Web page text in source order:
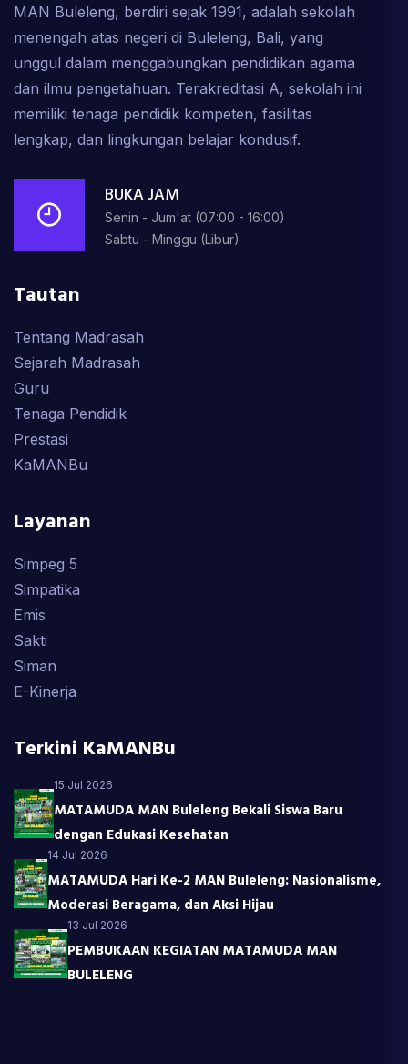
MAN Buleleng, berdiri sejak 1991, adalah sekolah
menengah atas negeri di Buleleng, Bali, yang
unggul dalam menggabungkan pendidikan agama
dan ilmu pengetahuan. Terakreditasi A, sekolah ini
memiliki tenaga pendidik kompeten, fasilitas
lengkap, dan lingkungan belajar kondusif.
BUKA JAM
Senin - Jum'at (07:00 - 16:00)
Sabtu - Minggu (Libur)
Tautan
Tentang Madrasah
Sejarah Madrasah
Guru
Tenaga Pendidik
Prestasi
KaMANBu
Layanan
Simpeg 5
Simpatika
Emis
Sakti
Siman
E-Kinerja
Terkini KaMANBu
15 Jul 2026
MATAMUDA MAN Buleleng Bekali Siswa Baru
dengan Edukasi Kesehatan
14 Jul 2026
MATAMUDA Hari Ke-2 MAN Buleleng: Nasionalisme,
Moderasi Beragama, dan Aksi Hijau
13 Jul 2026
PEMBUKAAN KEGIATAN MATAMUDA MAN
BULELENG